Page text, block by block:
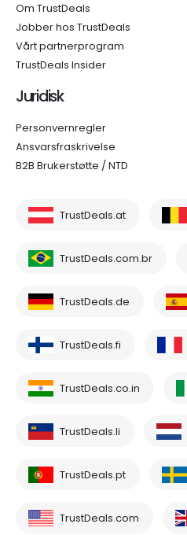
Om TrustDeals
Jobber hos TrustDeals
Vårt partnerprogram
TrustDeals Insider
Juridisk
Personvernregler
Ansvarsfraskrivelse
B2B Brukerstøtte / NTD
TrustDeals.at
TrustDeals.com.br
TrustDeals.de
TrustDeals.fi
TrustDeals.co.in
TrustDeals.li
TrustDeals.pt
TrustDeals.com